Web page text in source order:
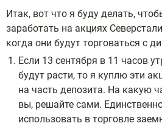
Итак, вот что я буду делать,
заработать на акциях
когда они будут торговаться с
Если 13 сентября в 11 часов
будут расти, то я куплю эти
на часть депозита. На какую
вы, решайте сами.
использовать в торговле